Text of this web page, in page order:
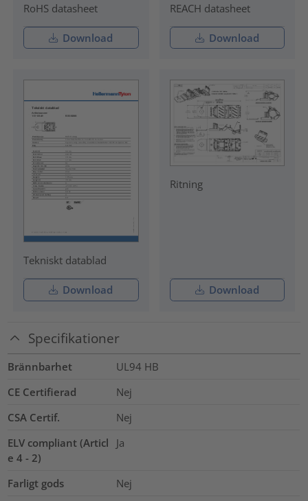
RoHS datasheet
Download
REACH datasheet
Download
Tekniskt datablad
Download
Ritning
Download
Specifikationer
Brännbarhet
UL94 HB
CE Certifierad
Nej
CSA Certif.
Nej
ELV compliant (Articl
e 4 - 2)
Ja
Farligt gods
Nej